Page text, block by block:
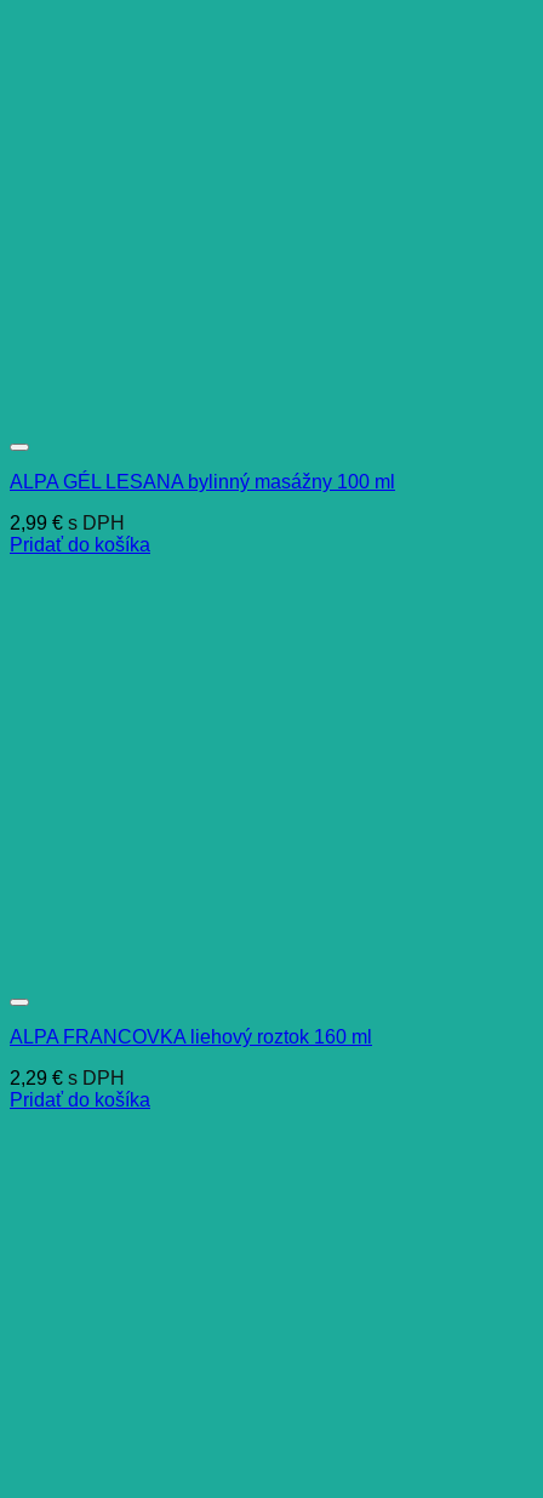
ALPA GÉL LESANA bylinný masážny 100 ml
2,99 € s DPH
Pridať do košíka
ALPA FRANCOVKA liehový roztok 160 ml
2,29 € s DPH
Pridať do košíka